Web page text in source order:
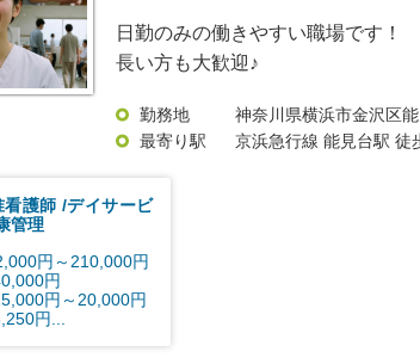
日勤のみの働きやすい職場です
長い方も大歓迎♪
勤務地
神奈川県横浜市金沢区
最寄り駅
京浜急行線 能見台駅 徒
看護師 デイサービ
管理
円～210,000円
円
円～20,000円
円...